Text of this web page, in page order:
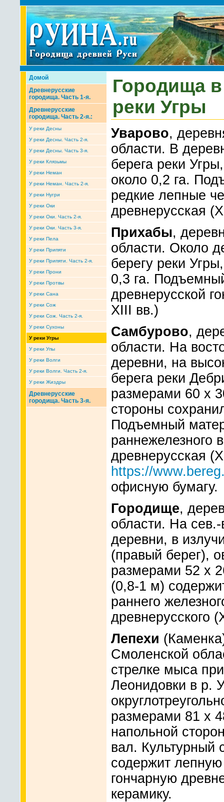
Домой
Древнерусские
городища. Часть 1-я.
Древнерусские
городища. Часть 2-я.:
У реки Десны
У реки Десны. Часть 2-я.
У реки Десны. Часть 3-я.
У реки Клязьмы
У реки Неман
У реки Неман. Часть 2-я.
У реки Нугри
У реки Оки
У реки Оки. Часть 2-я.
У реки Оки. Часть 3-я.
У реки Пела
У реки Припяти
У реки Припяти. Часть 2-я.
У реки Прони
У реки Протвы
У реки Сана
У реки Сож
У реки Сож. Часть 2-я.
У реки Сухоны
У реки Угры
У реки Упы
У реки Волги
У реки Волги. Часть 2-я.
У реки Жиздры
Древнерусские
городища. Часть 3-я.
Городища
реки Угры
Уварово,
области. В
берега реки
около 0,2 га.
редкие лепные
древнерусская
Прихабы,
области. Около
берегу реки
0,3 га.
древнерусской
XIII вв.)
Самбурово,
области. На
деревни, на
берега реки
размерами 60 x
стороны
Подъемный
раннежелезного
древнерусская
https://
офисную бумагу.
Городище,
области. На сев.-
деревни, в
(правый берег),
размерами 52 x
(0,8-1 м)
раннего
древнерусского
Лепехи
Смоленской
стрелке мыса
Леонидовки в р.
размерами 81 x
напольной
вал. Культурный
содержит
гончарную
керамику.